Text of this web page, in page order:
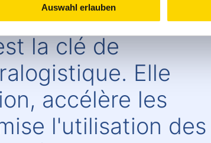
Auswahl erlauben
la clé de
Elle
accélère les
l'utilisation des